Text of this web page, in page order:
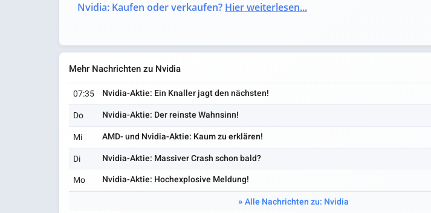
Nvidia: Kaufen oder verkaufen? Hier weiterlesen...
Mehr Nachrichten zu Nvidia
07:35 Nvidia-Aktie: Ein Knaller jagt den nächsten!
Do
Nvidia-Aktie: Der reinste Wahnsinn!
Mi
AMD- und Nvidia-Aktie: Kaum zu erklären!
Di
Nvidia-Aktie: Massiver Crash schon bald?
Mo
Nvidia-Aktie: Hochexplosive Meldung!
Alle Nachrichten zu: Nvidia